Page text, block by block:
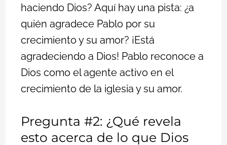
haciendo Dios? Aquí hay una pista: ¿a
quién agradece Pablo por su
crecimiento y su amor? ¡Está
agradeciendo a Dios! Pablo reconoce a
Dios como el agente activo en el
crecimiento de la iglesia y su amor.
Pregunta #2: ¿Qué revela
esto acerca de lo que Dios